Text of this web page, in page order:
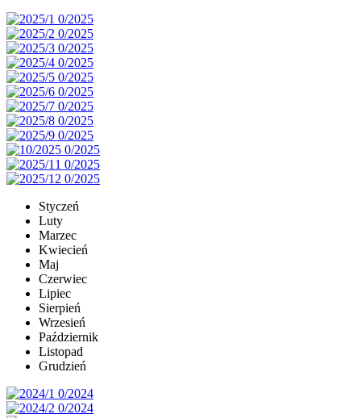
Styczeń
Luty
Marzec
Kwiecień
Maj
Czerwiec
Lipiec
Sierpień
Wrzesień
Październik
Listopad
Grudzień